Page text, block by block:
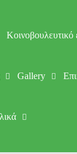
Κοινοβουλευτικό
Gallery